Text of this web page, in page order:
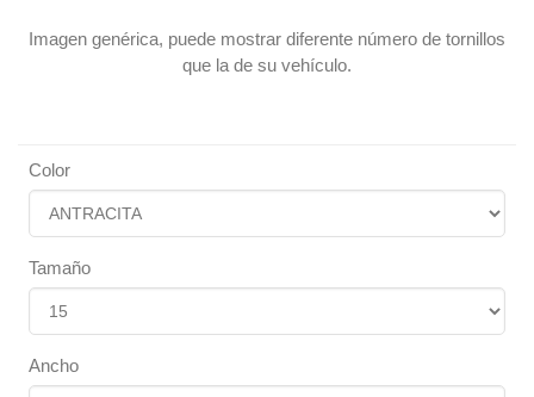
Imagen genérica, puede mostrar diferente número de tornillos
que la de su vehículo.
Color
Tamaño
Ancho